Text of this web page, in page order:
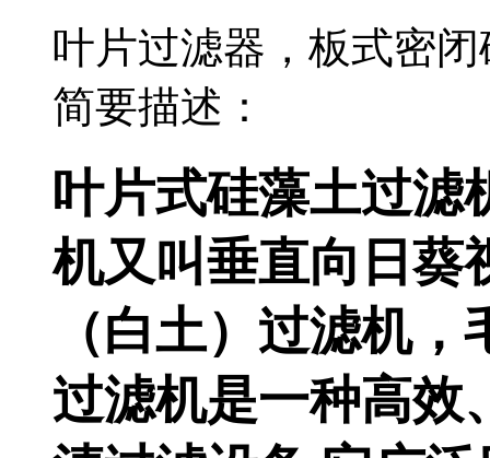
叶片过滤器，板式
简要描述：
叶片式硅藻土过滤
机又叫垂直向日葵
（白土）过滤机
过滤机是一种高效